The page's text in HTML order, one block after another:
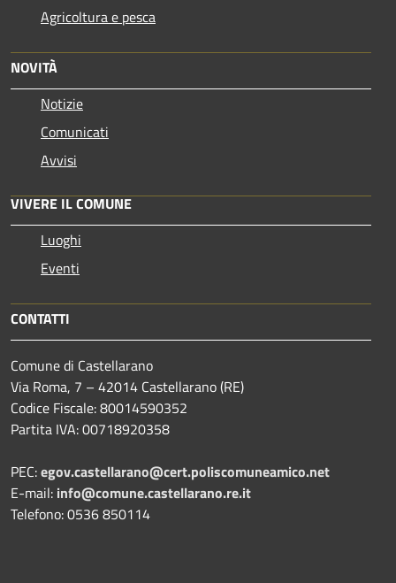
Agricoltura e pesca
NOVITÀ
Notizie
Comunicati
Avvisi
VIVERE IL COMUNE
Luoghi
Eventi
CONTATTI
Comune di Castellarano
Via Roma, 7 – 42014 Castellarano (RE)
Codice Fiscale: 80014590352
Partita IVA: 00718920358
PEC:egov.castellarano@cert.poliscomuneamico.net
E-mail: info@comune.castellarano.re.it
Telefono: 0536 850114